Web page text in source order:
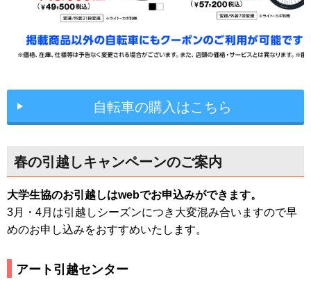
自転車の購入はこちら
春の引越しキャンペーンのご案内
大学生協のお引越しはwebでお申込みができます。
3月・4月は引越しシーズンにつき大変混み合いますので早
めのお申し込みをおすすめいたします。
アート引越センター